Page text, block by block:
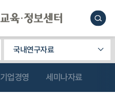
국내연구자료
기업경영 세미나자료